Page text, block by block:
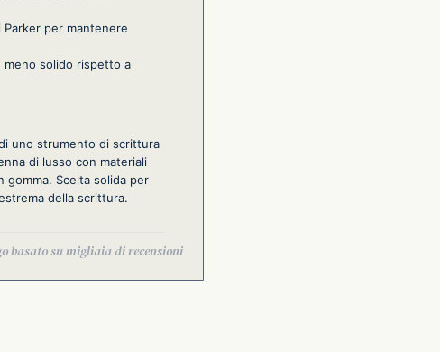
per mantenere
meno solido rispetto a
uno strumento di scrittura
di lusso con materiali
Scelta solida per
della scrittura.